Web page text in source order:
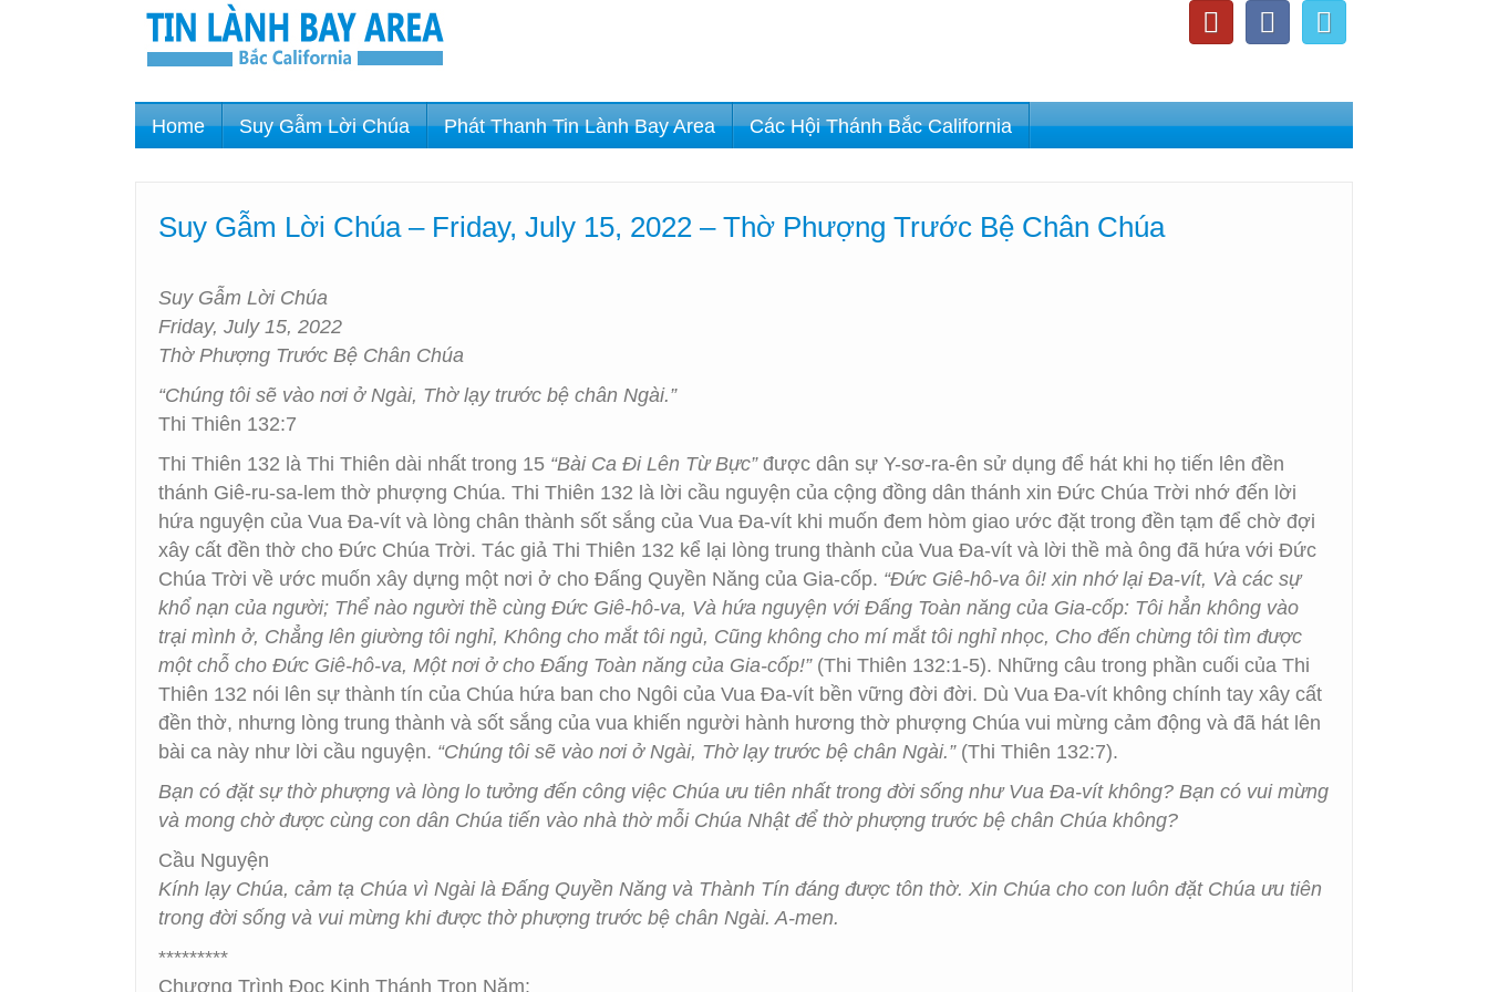
Home Suy Gẫm Lời Chúa Phát Thanh Tin Lành Bay Area Các Hội Thánh Bắc California
Suy Gẫm Lời Chúa – Friday, July 15, 2022 – Thờ Phượng Trước Bệ Chân Chúa
Suy Gẫm Lời Chúa
Friday, July 15, 2022
Thờ Phượng Trước Bệ Chân Chúa
“Chúng tôi sẽ vào nơi ở Ngài, Thờ lạy trước bệ chân Ngài.”
Thi Thiên 132:7
Thi Thiên 132 là Thi Thiên dài nhất trong 15 “Bài Ca Đi Lên Từ Bực” được dân sự Y-sơ-ra-ên sử dụng để hát khi họ tiến lên đền
thánh Giê-ru-sa-lem thờ phượng Chúa. Thi Thiên 132 là lời cầu nguyện của cộng đồng dân thánh xin Đức Chúa Trời nhớ đến lời
hứa nguyện của Vua Đa-vít và lòng chân thành sốt sắng của Vua Đa-vít khi muốn đem hòm giao ước đặt trong đền tạm để chờ đợi
xây cất đền thờ cho Đức Chúa Trời. Tác giả Thi Thiên 132 kể lại lòng trung thành của Vua Đa-vít và lời thề mà ông đã hứa với Đức
Chúa Trời về ước muốn xây dựng một nơi ở cho Đấng Quyền Năng của Gia-cốp. “Đức Giê-hô-va ôi! xin nhớ lại Đa-vít, Và các sự
khổ nạn của người; Thể nào người thề cùng Đức Giê-hô-va, Và hứa nguyện với Đấng Toàn năng của Gia-cốp: Tôi hẳn không vào
trại mình ở, Chẳng lên giường tôi nghỉ, Không cho mắt tôi ngủ, Cũng không cho mí mắt tôi nghỉ nhọc, Cho đến chừng tôi tìm được
một chỗ cho Đức Giê-hô-va, Một nơi ở cho Đấng Toàn năng của Gia-cốp!”(Thi Thiên 132:1-5). Những câu trong phần cuối của Thi
Thiên 132 nói lên sự thành tín của Chúa hứa ban cho Ngôi của Vua Đa-vít bền vững đời đời. Dù Vua Đa-vít không chính tay xây cất
đền thờ, nhưng lòng trung thành và sốt sắng của vua khiến người hành hương thờ phượng Chúa vui mừng cảm động và đã hát lên
bài ca này như lời cầu nguyện. “Chúng tôi sẽ vào nơi ở Ngài, Thờ lạy trước bệ chân Ngài.”(Thi Thiên 132:7).
Bạn có đặt sự thờ phượng và lòng lo tưởng đến công việc Chúa ưu tiên nhất trong đời sống như Vua Đa-vít không? Bạn có vui mừng
và mong chờ được cùng con dân Chúa tiến vào nhà thờ mỗi Chúa Nhật để thờ phượng trước bệ chân Chúa không?
Cầu Nguyện
Kính lạy Chúa, cảm tạ Chúa vì Ngài là Đấng Quyền Năng và Thành Tín đáng được tôn thờ. Xin Chúa cho con luôn đặt Chúa ưu tiên
trong đời sống và vui mừng khi được thờ phượng trước bệ chân Ngài. A-men.
*********
Chương Trình Đọc Kinh Thánh Trọn Năm: